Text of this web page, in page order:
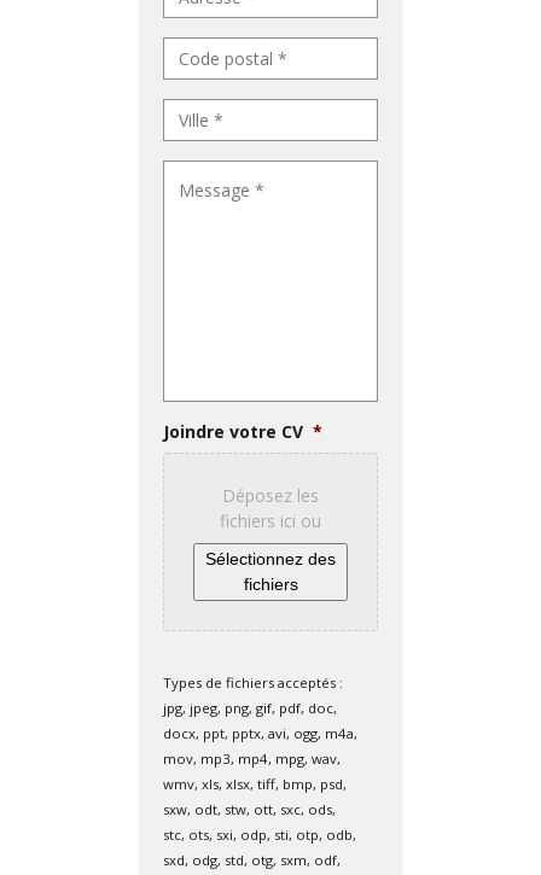
Joindre votre CV *
Déposez les
fichiers ici ou
Sélectionnez des
fichiers
Types de fichiers acceptés :
jpg, jpeg, png, gif, pdf, doc,
docx, ppt, pptx, avi, ogg, m4a,
mov, mp3, mp4, mpg, wav,
wmv, xls, xlsx, tiff, bmp, psd,
sxw, odt, stw, ott, sxc, ods,
stc, ots, sxi, odp, sti, otp, odb,
sxd, odg, std, otg, sxm, odf,